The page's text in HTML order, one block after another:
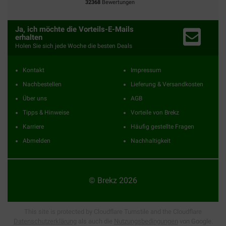
32368 Bewertungen
Ja, ich möchte die Vorteils-E-Mails
erhalten
Holen Sie sich jede Woche die besten Deals
Kontakt
Nachbestellen
Über uns
Tipps & Hinweise
Karriere
Abmelden
Impressum
Lieferung & Versandkosten
AGB
Vorteile von Brekz
Häufig gestellte Fragen
Nachhaltigkeit
© Brekz 2026